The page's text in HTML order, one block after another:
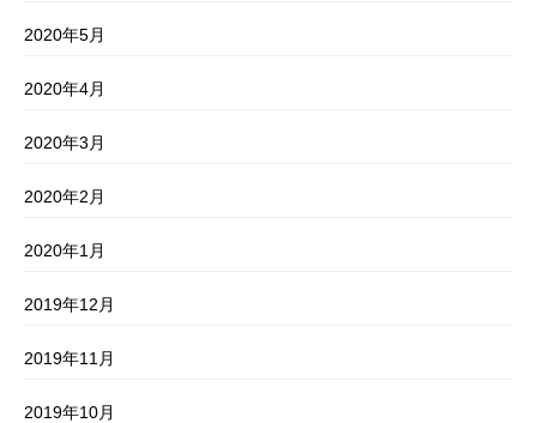
2020年5月
2020年4月
2020年3月
2020年2月
2020年1月
2019年12月
2019年11月
2019年10月